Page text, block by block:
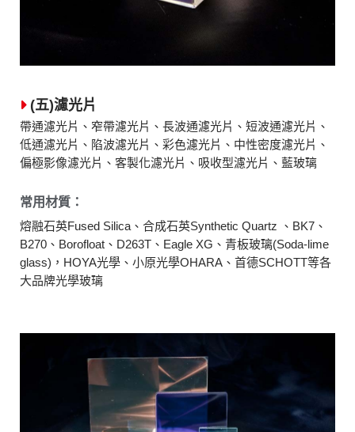
(五)濾光片
帶通濾光片、窄帶濾光片、長波通濾光片、短波通濾光片、
低通濾光片、陷波濾光片、彩色濾光片、中性密度濾光片、
偏極影像濾光片、客製化濾光片、吸收型濾光片、藍玻璃
常用材質：
熔融石英Fused Silica、合成石英Synthetic Quartz 、BK7、
B270、Borofloat、D263T、Eagle XG、青板玻璃(Soda-lime
glass)，HOYA光學、小原光學OHARA、首德SCHOTT等各
大品牌光學玻璃